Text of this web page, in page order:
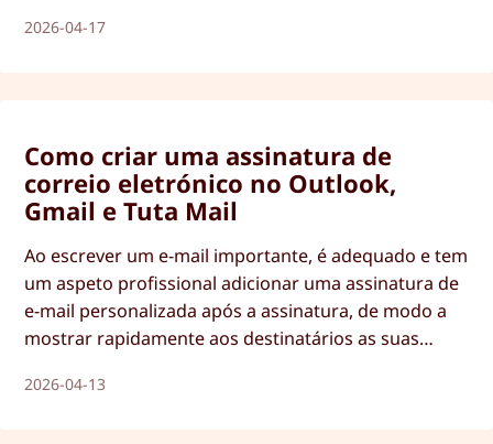
2026-04-17
Como criar uma assinatura de
correio eletrónico no Outlook,
Gmail e Tuta Mail
Ao escrever um e-mail importante, é adequado e tem
um aspeto profissional adicionar uma assinatura de
e-mail personalizada após a assinatura, de modo a
mostrar rapidamente aos destinatários as suas
guia mostra-lhe como pode configurar uma
2026-04-13